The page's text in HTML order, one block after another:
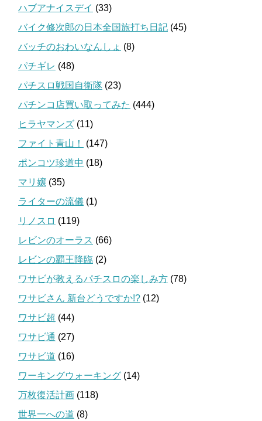
ハブアナイスデイ (33)
バイク修次郎の日本全国旅打ち日記 (45)
バッチのおわいなんしょ (8)
パチギレ (48)
パチスロ戦国自衛隊 (23)
パチンコ店買い取ってみた (444)
ヒラヤマンズ (11)
ファイト青山！
(147)
ポンコツ珍道中 (18)
マリ嬢 (35)
ライターの流儀 (1)
リノスロ (119)
レビンのオーラス (66)
レビンの覇王降臨 (2)
ワサビが教えるパチスロの楽しみ方 (78)
ワサビさん 新台どうですか!? (12)
ワサビ超 (44)
ワサビ通 (27)
ワサビ道 (16)
ワーキングウォーキング (14)
万枚復活計画 (118)
世界一への道 (8)